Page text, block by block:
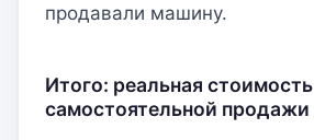
продавали машину.
Итого: реальная стоимость
самостоятельной продажи